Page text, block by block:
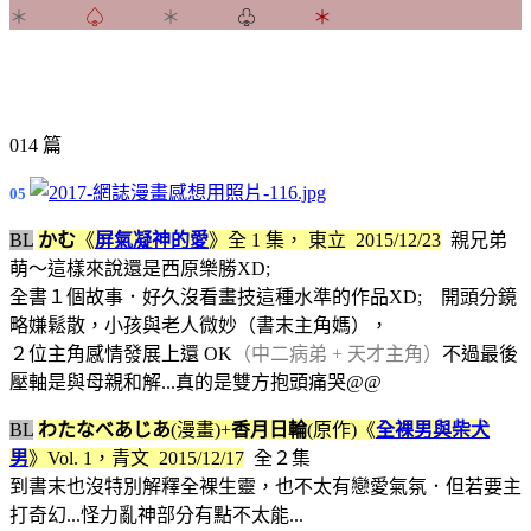
＊
♤ ＊ ♧ ＊
014 篇
05
BL かむ 《屏氣凝神的愛》 全 1 集， 東立 2015/12/23 親兄弟
萌～這樣來說還是西原樂勝XD;
全書１個故事．好久沒看畫技這種水準的作品XD; 開頭分鏡
略嫌鬆散，小孩與老人微妙（書末主角媽），
２位主角感情發展上還 OK （中二病弟 + 天才主角） 不過最後
壓軸是與母親和解...真的是雙方抱頭痛哭@@
BL わたなべあじあ(漫畫)+香月日輪(原作)《全裸男與柴犬
男》Vol. 1 ， 青文 2015/12/17 全２集
到書末也沒特別解釋全裸生靈，也不太有戀愛氣氛．但若要主
打奇幻...怪力亂神部分有點不太能...